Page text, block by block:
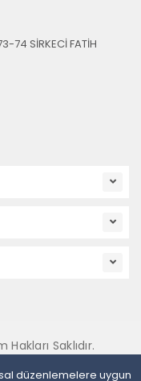
düzenlemelere uygun
74 SİRKECİ FATİH
Saklıdır.